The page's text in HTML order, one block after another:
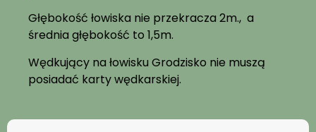
Głębokość łowiska nie przekracza 2m., a
średnia głębokość to 1,5m.
Wędkujący na łowisku Grodzisko nie muszą
posiadać karty wędkarskiej.